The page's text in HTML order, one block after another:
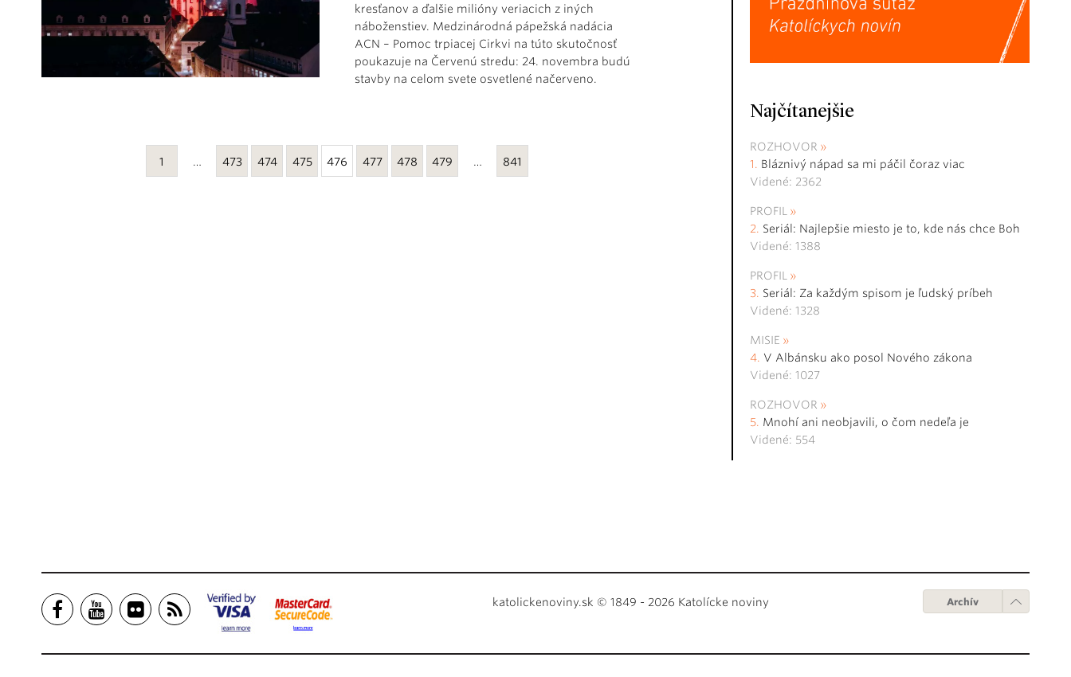
kresťanov a ďalšie milióny veriacich z iných
náboženstiev. Medzinárodná pápežská nadácia
ACN – Pomoc trpiacej Cirkvi na túto skutočnosť
poukazuje na Červenú stredu: 24. novembra budú
stavby na celom svete osvetlené načerveno.
1 … 473 474 475 476 477 478 479 … 841
Najčítanejšie
ROZHOVOR
Bláznivý nápad sa mi páčil čoraz viac
Videné: 2362
PROFIL
Seriál: Najlepšie miesto je to, kde nás chce Boh
Videné: 1388
PROFIL
Seriál: Za každým spisom je ľudský príbeh
Videné: 1328
MISIE
V Albánsku ako posol Nového zákona
Videné: 1027
ROZHOVOR
Mnohí ani neobjavili, o čom nedeľa je
Videné: 554
katolickenoviny.sk © 1849 - 2026 Katolícke noviny Archív